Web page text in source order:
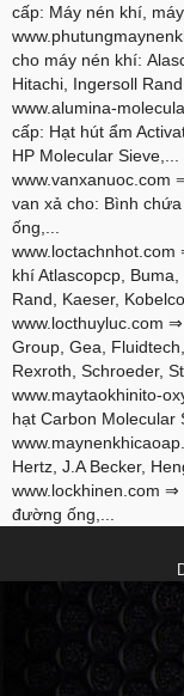
cấp: Máy nén khí,
cho máy nén khí:
Hitachi, Ingersoll
www.alumina-
cấp: Hạt hút ẩm
HP Molecular Sieve,...
www.vanxanuoc.com
van xả cho: Bình
ống,...
www.loctachnhot.com
khí Atlascopcp,
Rand, Kaeser,
www.locthuyluc.com ⇒
Group, Gea,
Rexroth, Schroeder,
www.maytaokhinito-
hạt Carbon Molecular
Hertz, J.A Becker,
www.lockhinen.com ⇒
đường ống,...